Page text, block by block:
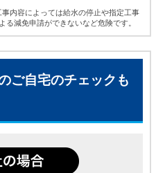
内容によっては給水の停止や指定工事
る減免申請ができないなど危険です。
ご自宅のチェックも